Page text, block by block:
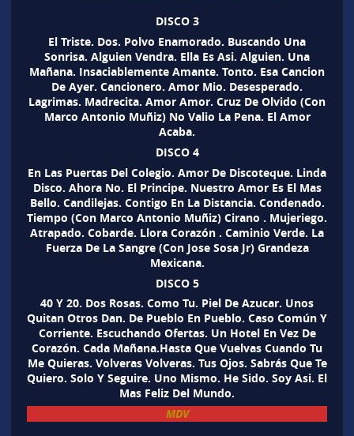
DISCO 3
El Triste. Dos. Polvo Enamorado. Buscando Una
Sonrisa. Alguien Vendra. Ella Es Asi. Alguien. Una
Mañana. Insaciablemente Amante. Tonto. Esa Cancion
De Ayer. Cancionero. Amor Mio. Desesperado.
Lagrimas. Madrecita. Amor Amor. Cruz De Olvido (Con
Marco Antonio Muñiz) No Valio La Pena. El Amor
Acaba.
DISCO 4
En Las Puertas Del Colegio. Amor De Discoteque. Linda
Disco. Ahora No. El Principe. Nuestro Amor Es El Mas
Bello. Candilejas. Contigo En La Distancia. Condenado.
Tiempo (Con Marco Antonio Muñiz) Cirano . Mujeriego.
Atrapado. Cobarde. Llora Corazón . Caminio Verde. La
Fuerza De La Sangre (Con Jose Sosa Jr) Grandeza
Mexicana.
DISCO 5
40 Y 20. Dos Rosas. Como Tu. Piel De Azucar. Unos
Quitan Otros Dan. De Pueblo En Pueblo. Caso Común Y
Corriente. Escuchando Ofertas. Un Hotel En Vez De
Corazón. Cada Mañana.Hasta Que Vuelvas Cuando Tu
Me Quieras. Volveras Volveras. Tus Ojos. Sabrás Que Te
Quiero. Solo Y Seguire. Uno Mismo. He Sido. Soy Asi. El
Mas Feliz Del Mundo.
MDV